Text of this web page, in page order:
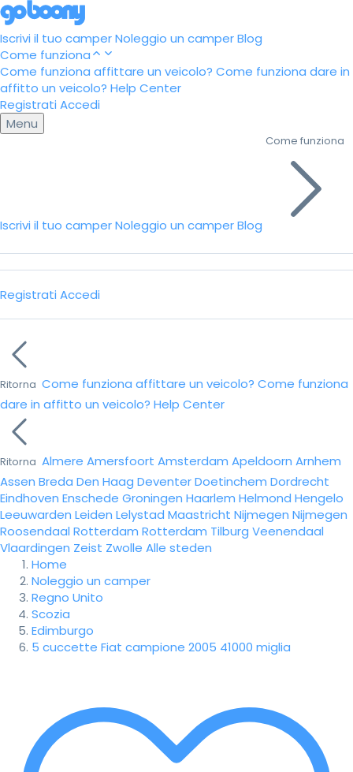
Iscrivi il tuo camperNoleggio un camperBlog
Come funziona
Come funziona affittare un veicolo? Come funziona dare in
affitto un veicolo? Help Center
Registrati Accedi
Menu
Iscrivi il tuo camperNoleggio un camperBlog
Come funziona
Registrati Accedi
Ritorna Come funziona affittare un veicolo? Come funziona
dare in affitto un veicolo? Help Center
Ritorna Almere Amersfoort Amsterdam Apeldoorn Arnhem
Assen Breda Den Haag DeventerDoetinchem Dordrecht
Eindhoven Enschede Groningen Haarlem Helmond Hengelo
Leeuwarden Leiden Lelystad Maastricht Nijmegen Nijmegen
Roosendaal Rotterdam Rotterdam Tilburg Veenendaal
Vlaardingen Zeist Zwolle Alle steden
Home
Noleggio un camper
Regno Unito
Scozia
Edimburgo
5 cuccette Fiat campione 2005 41000 miglia